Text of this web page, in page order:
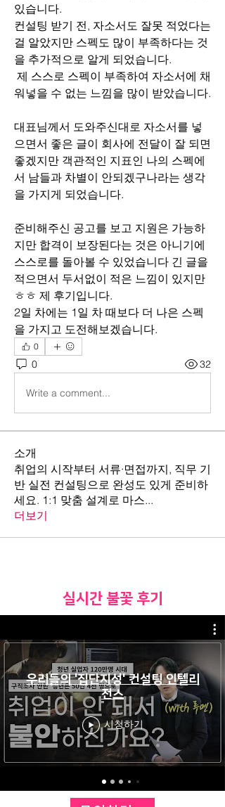
있습니다.
컨설팅 받기 전, 자소서도 잘못 적었다는
걸 알았지만 스펙도 많이 부족하다는 것
을 추가적으로 알게 되었습니다.
제 스스로 스펙이 부족하여 자소서에 채
워넣을 수 없는 느낌을 많이 받았습니다.
대표님께서 도와주신대로 자소서를 넣
으면서 좋은 글이 회사에 전달이 잘 되면
좋겠지만 객관적인 지표인 나의 스펙에
서 남들과 차별이 안되겠구나라는 생각
을 가지게 되었습니다.
준비해주신 공고를 보고 지원은 가능하
지만 합격이 보장된다는 것은 아니기에
스스로를 돌아볼 수 있었습니다 긴 글을
적으면서 두서없이 적은 느낌이 있지만
ㅎㅎ 제 후기입니다.
2일 차에는 1일 차 때보다 더 나은 스펙
을 가지고 도전해보겠습니다.
0
0 32
Write a comment...
소개
취업의 시작부터 서류·면접까지, 직무 기
반 실전 컨설팅으로 완성도 있게 준비하
세요. 1:1 맞춤 설계로 마스...
더보기
​실시간 불꽃 후기
우리들의 '집단지성' 컨설팅 인텔리
전스
시청하기